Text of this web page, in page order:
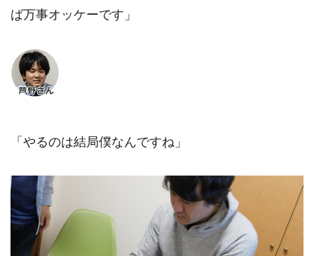
ば万事オッケーです」
「やるのは結局僕なんですね」